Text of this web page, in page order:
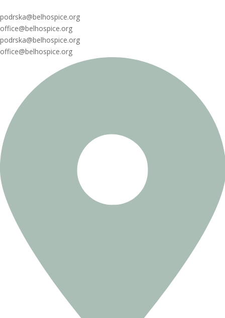
podrska@belhospice.org
office@belhospice.org
podrska@belhospice.org
office@belhospice.org